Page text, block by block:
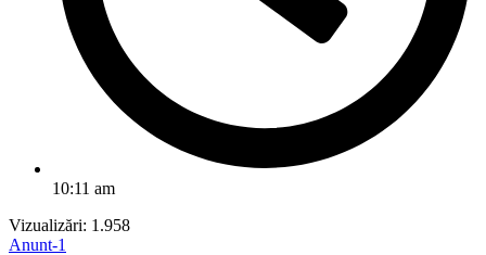
10:11 am
Vizualizări: 1.958
Anunt-1